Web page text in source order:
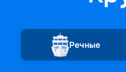
Речные